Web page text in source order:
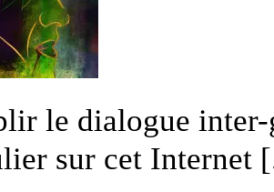
le dialogue
sur cet Internet